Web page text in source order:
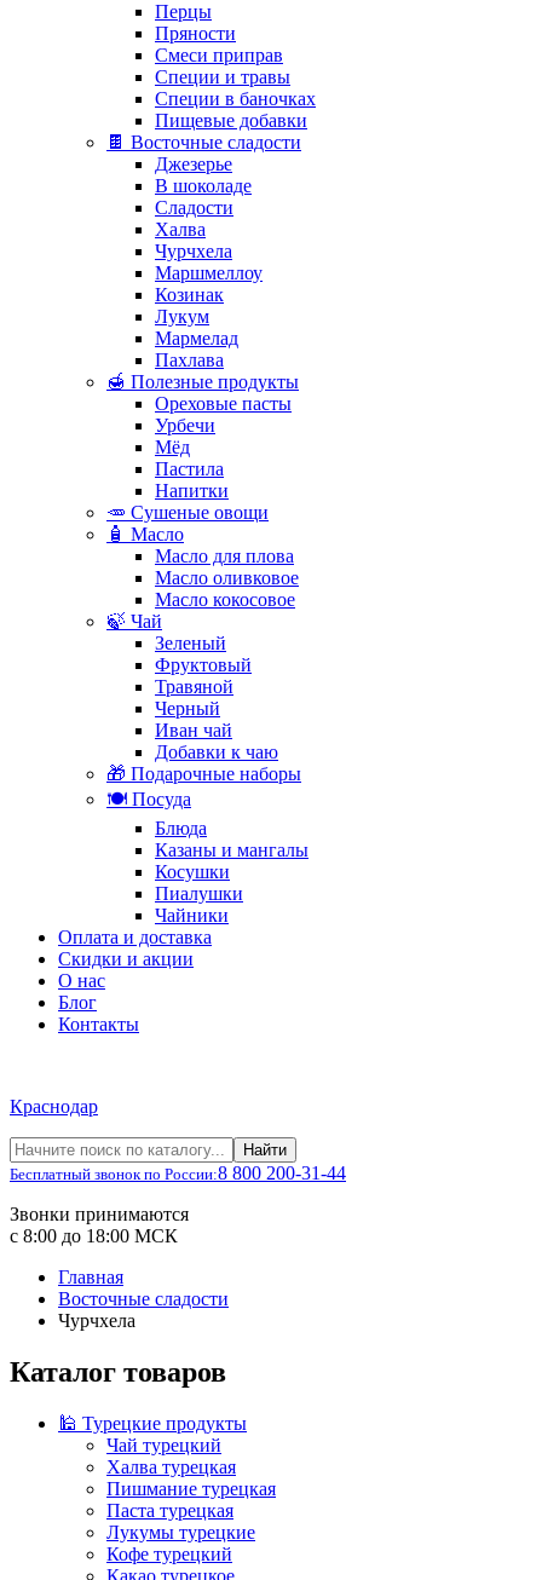
Перцы
Пряности
Смеси приправ
Специи и травы
Специи в баночках
Пищевые добавки
🍫 Восточные сладости
Джезерье
В шоколаде
Сладости
Халва
Чурчхела
Маршмеллоу
Козинак
Лукум
Мармелад
Пахлава
🍯 Полезные продукты
Ореховые пасты
Урбечи
Мёд
Пастила
Напитки
🥕 Сушеные овощи
🧴 Масло
Масло для плова
Масло оливковое
Масло кокосовое
🍃 Чай
Зеленый
Фруктовый
Травяной
Черный
Иван чай
Добавки к чаю
🎁 Подарочные наборы
🍽️ Посуда
Блюда
Казаны и мангалы
Косушки
Пиалушки
Чайники
Оплата и доставка
Скидки и акции
О нас
Блог
Контакты
Краснодар
Найти
Бесплатный звонок по России:8 800 200-31-44
Звонки принимаются
с 8:00 до 18:00 МСК
Главная
Восточные сладости
Чурчхела
Каталог товаров
🕌 Турецкие продукты
Чай турецкий
Халва турецкая
Пишмание турецкая
Паста турецкая
Лукумы турецкие
Кофе турецкий
Какао турецкое